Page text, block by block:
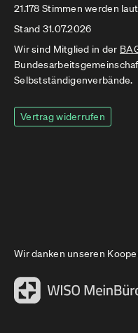
21.178 Stimmen werden
Stand 31.07.2026
Wir sind Mitglied in der
Selbstständigenverbände.
Vertrag widerrufen
Wir danken unseren